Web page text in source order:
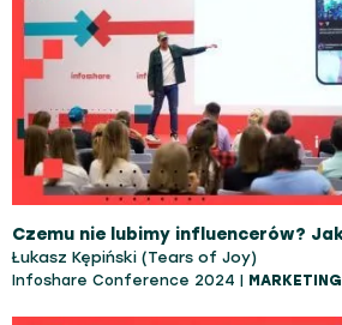
Łukasz Kępiński (Tears of Joy)
Infoshare Conference 2024 | MARKETING